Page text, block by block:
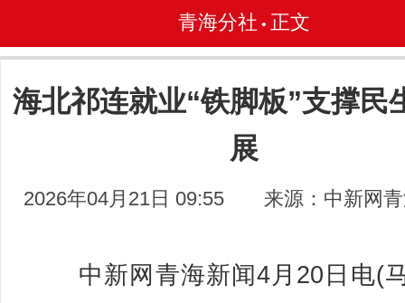
青海分社 • 正文
海北祁连就业“铁脚板”支撑民
展
2026年04月21日 09:55 来源：中新网
中新网青海新闻4月20日电(